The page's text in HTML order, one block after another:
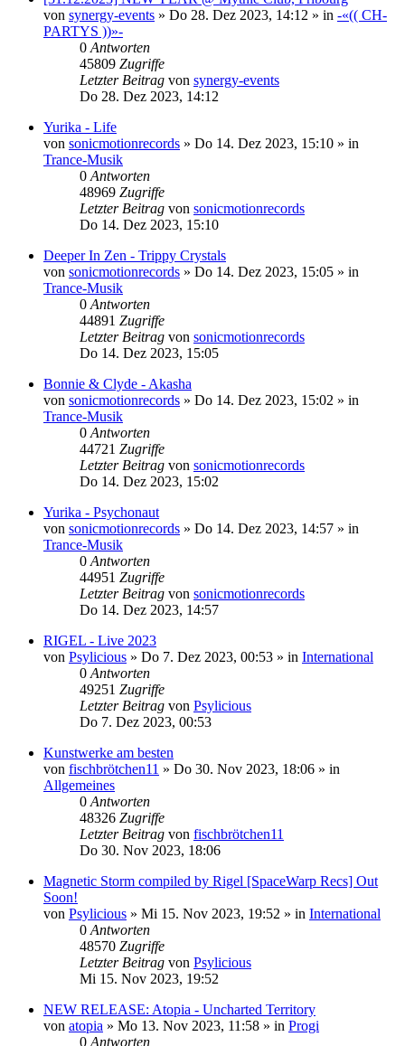
von synergy-events » Do 28. Dez 2023, 14:12 » in -«(( CH-
PARTYS ))»-
0 Antworten
45809 Zugriffe
Letzter Beitrag von synergy-events
Do 28. Dez 2023, 14:12
Yurika - Life
von sonicmotionrecords » Do 14. Dez 2023, 15:10 » in
Trance-Musik
0 Antworten
48969 Zugriffe
Letzter Beitrag von sonicmotionrecords
Do 14. Dez 2023, 15:10
Deeper In Zen - Trippy Crystals
von sonicmotionrecords » Do 14. Dez 2023, 15:05 » in
Trance-Musik
0 Antworten
44891 Zugriffe
Letzter Beitrag von sonicmotionrecords
Do 14. Dez 2023, 15:05
Bonnie & Clyde - Akasha
von sonicmotionrecords » Do 14. Dez 2023, 15:02 » in
Trance-Musik
0 Antworten
44721 Zugriffe
Letzter Beitrag von sonicmotionrecords
Do 14. Dez 2023, 15:02
Yurika - Psychonaut
von sonicmotionrecords » Do 14. Dez 2023, 14:57 » in
Trance-Musik
0 Antworten
44951 Zugriffe
Letzter Beitrag von sonicmotionrecords
Do 14. Dez 2023, 14:57
RIGEL - Live 2023
von Psylicious » Do 7. Dez 2023, 00:53 » in International
0 Antworten
49251 Zugriffe
Letzter Beitrag von Psylicious
Do 7. Dez 2023, 00:53
Kunstwerke am besten
von fischbrötchen11 » Do 30. Nov 2023, 18:06 » in
Allgemeines
0 Antworten
48326 Zugriffe
Letzter Beitrag von fischbrötchen11
Do 30. Nov 2023, 18:06
Magnetic Storm compiled by Rigel [SpaceWarp Recs] Out
Soon!
von Psylicious » Mi 15. Nov 2023, 19:52 » in International
0 Antworten
48570 Zugriffe
Letzter Beitrag von Psylicious
Mi 15. Nov 2023, 19:52
NEW RELEASE: Atopia - Uncharted Territory
von atopia » Mo 13. Nov 2023, 11:58 » in Progi
0 Antworten